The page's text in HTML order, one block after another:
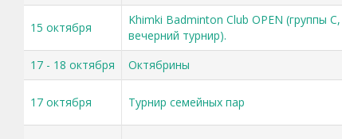
15 октября
Khimki Badminton Club OPEN (группы
вечерний турнир).
17 - 18 октября Октябрины
17 октября Турнир семейных пар